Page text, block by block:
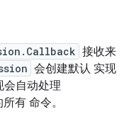
接收来
会创建默认 实现
会自动处理
有 命令。